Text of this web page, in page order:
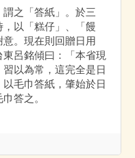
之「答紙」。於三
以「糕仔」、「饅
。現在則回贈日用
呂銘傾曰：「本省現
以為常，這完全是日
毛巾答紙，肇始於日
答之。